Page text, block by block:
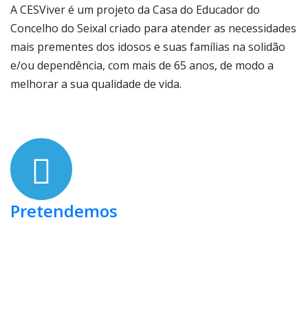
A CESViver é um projeto da Casa do Educador do
Concelho do Seixal criado para atender as necessidades
mais prementes dos idosos e suas famílias na solidão
e/ou dependência, com mais de 65 anos, de modo a
melhorar a sua qualidade de vida.
Pretendemos